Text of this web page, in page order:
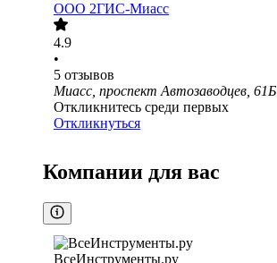
ООО 2ГИС-Миасс
4.9
•
5 отзывов
Миасс, проспект Автозаводцев, 61Б
Откликнитесь среди первых
Откликнуться
Компании для вас
ВсеИнструменты.ру